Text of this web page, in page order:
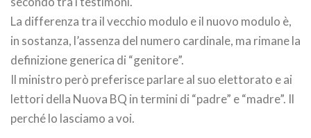
La differenza tra il vecchio modulo e il nuovo modulo è,
in sostanza, l’assenza del numero cardinale, ma rimane la
definizione generica di “genitore”.
Il ministro però preferisce parlare al suo elettorato e ai
lettori della Nuova BQ in termini di “padre” e “madre”. Il
perché lo lasciamo a voi.